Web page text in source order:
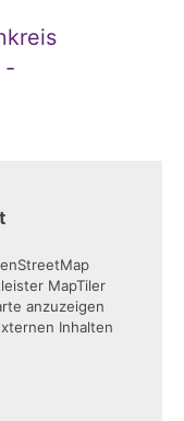
-
MapTiler
anzuzeigen
Inhalten